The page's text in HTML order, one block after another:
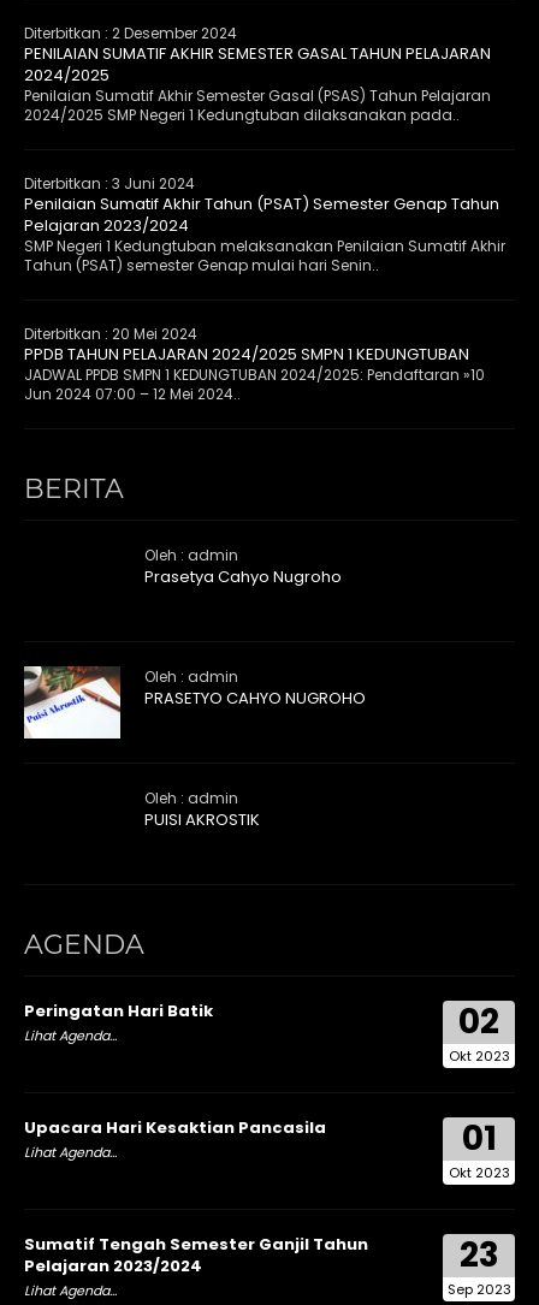
Diterbitkan : 2 Desember 2024
PENILAIAN SUMATIF AKHIR SEMESTER GASAL TAHUN PELAJARAN
2024/2025
Penilaian Sumatif Akhir Semester Gasal (PSAS) Tahun Pelajaran
2024/2025 SMP Negeri 1 Kedungtuban dilaksanakan pada..
Diterbitkan : 3 Juni 2024
Penilaian Sumatif Akhir Tahun (PSAT) Semester Genap Tahun
Pelajaran 2023/2024
SMP Negeri 1 Kedungtuban melaksanakan Penilaian Sumatif Akhir
Tahun (PSAT) semester Genap mulai hari Senin..
Diterbitkan : 20 Mei 2024
PPDB TAHUN PELAJARAN 2024/2025 SMPN 1 KEDUNGTUBAN
JADWAL PPDB SMPN 1 KEDUNGTUBAN 2024/2025: Pendaftaran »10
Jun 2024 07:00 – 12 Mei 2024..
BERITA
Oleh : admin
Prasetya Cahyo Nugroho
Oleh : admin
PRASETYO CAHYO NUGROHO
Oleh : admin
PUISI AKROSTIK
AGENDA
02
Okt 2023
Peringatan Hari Batik
Lihat Agenda...
01
Okt 2023
Upacara Hari Kesaktian Pancasila
Lihat Agenda...
23
Sep 2023
Sumatif Tengah Semester Ganjil Tahun
Pelajaran 2023/2024
Lihat Agenda...